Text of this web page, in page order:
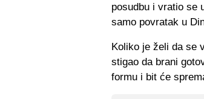
posudbu i vratio se
samo povratak u
Koliko je želi da se
stigao da brani
formu i bit će